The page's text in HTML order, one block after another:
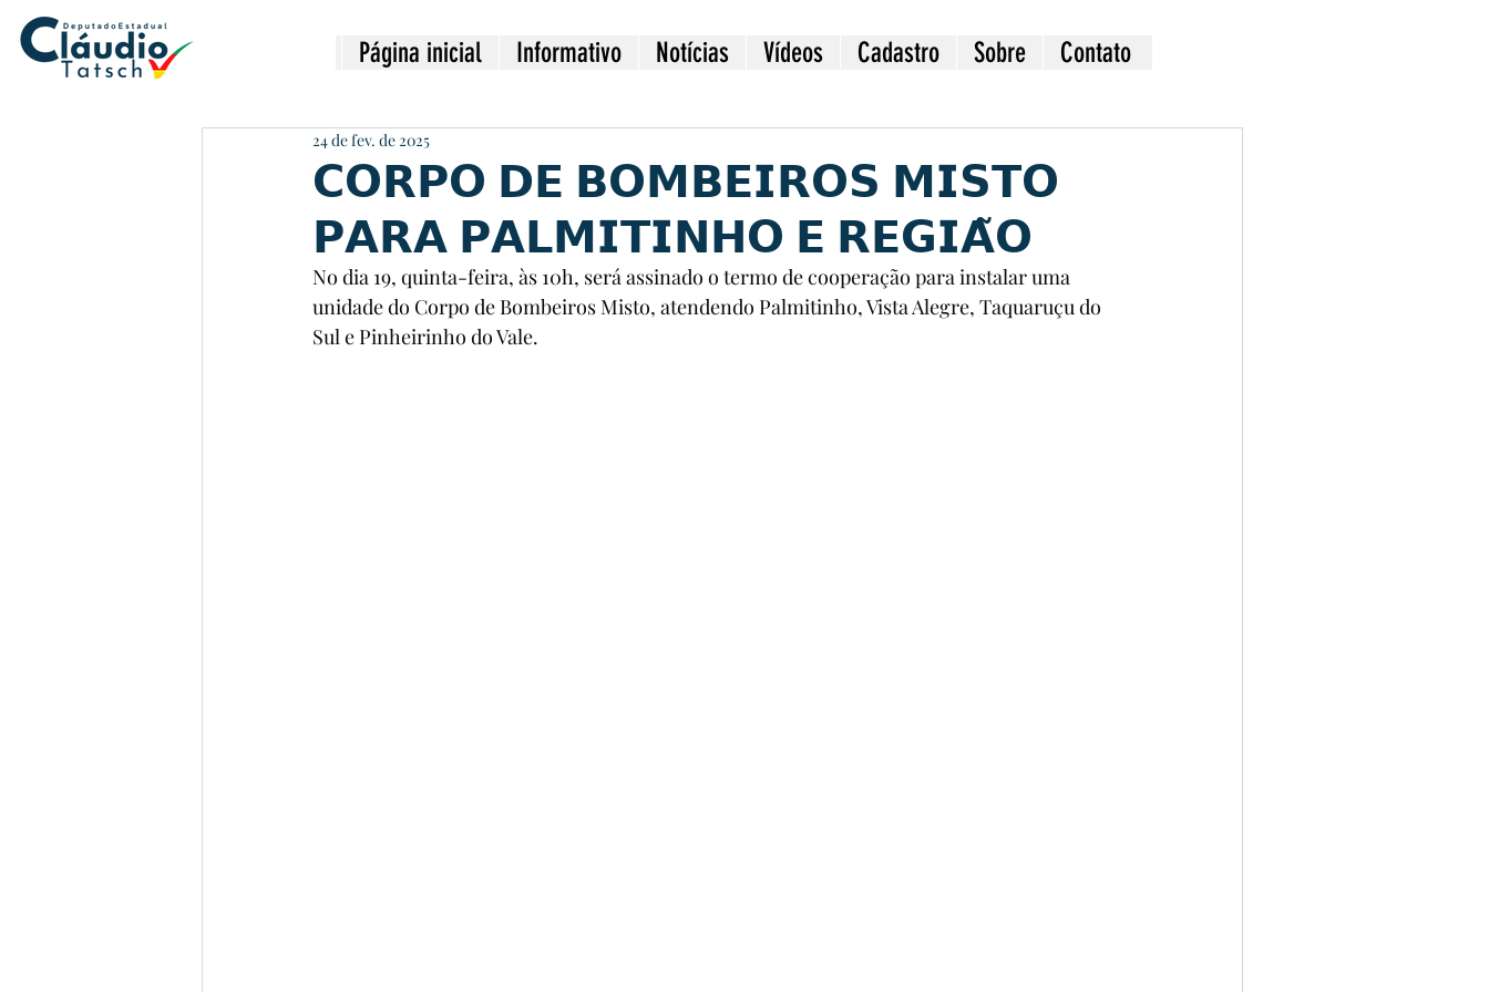
Página inicial Informativo Notícias Vídeos Cadastro Sobre Contato
𝗖𝗢𝗥𝗣𝗢 𝗗𝗘 𝗕𝗢𝗠𝗕𝗘𝗜𝗥𝗢𝗦 𝗠𝗜𝗦𝗧𝗢
𝗣𝗔𝗥𝗔 𝗣𝗔𝗟𝗠𝗜𝗧𝗜𝗡𝗛𝗢 𝗘 𝗥𝗘𝗚𝗜𝗔̃𝗢
24 de fev. de 2025
No dia 19, quinta-feira, às 10h, será assinado o termo de cooperação para instalar uma
unidade do Corpo de Bombeiros Misto, atendendo Palmitinho, Vista Alegre, Taquaruçu do
Sul e Pinheirinho do Vale.